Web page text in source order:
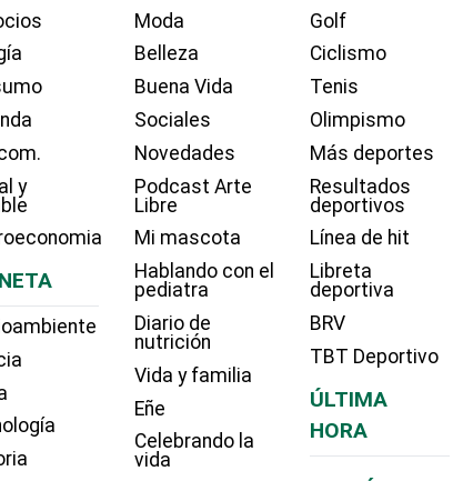
y
Moda
Belleza
Buena Vida
Sociales
Novedades
Podcast Arte
Libre
Mi mascota
Hablando con el
pediatra
Diario de
nutrición
Vida y familia
Eñe
Celebrando la
vida
Golf
Ciclismo
Tenis
Olimpismo
Más deportes
Resultados
deportivos
Línea de hit
Libreta
deportiva
BRV
TBT Deportivo
ÚLTIMA
HORA